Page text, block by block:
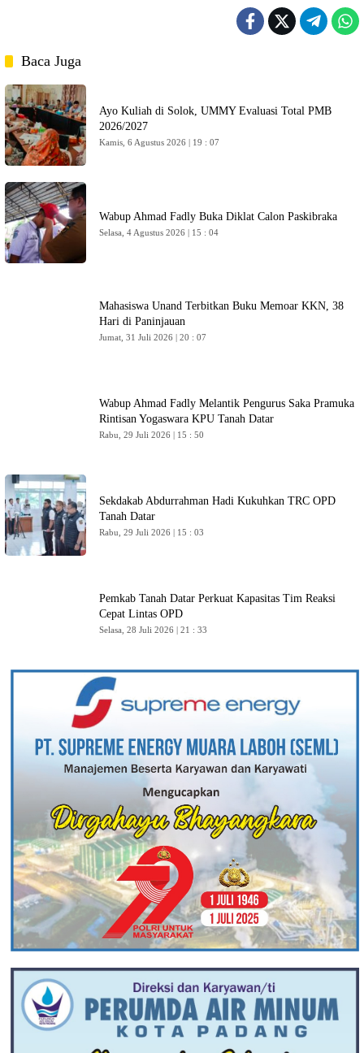
Baca Juga
Ayo Kuliah di Solok, UMMY Evaluasi Total PMB
2026/2027
Kamis, 6 Agustus 2026 | 19 : 07
Wabup Ahmad Fadly Buka Diklat Calon Paskibraka
Selasa, 4 Agustus 2026 | 15 : 04
Mahasiswa Unand Terbitkan Buku Memoar KKN, 38
Hari di Paninjauan
Jumat, 31 Juli 2026 | 20 : 07
Wabup Ahmad Fadly Melantik Pengurus Saka Pramuka
Rintisan Yogaswara KPU Tanah Datar
Rabu, 29 Juli 2026 | 15 : 50
Sekdakab Abdurrahman Hadi Kukuhkan TRC OPD
Tanah Datar
Rabu, 29 Juli 2026 | 15 : 03
Pemkab Tanah Datar Perkuat Kapasitas Tim Reaksi
Cepat Lintas OPD
Selasa, 28 Juli 2026 | 21 : 33